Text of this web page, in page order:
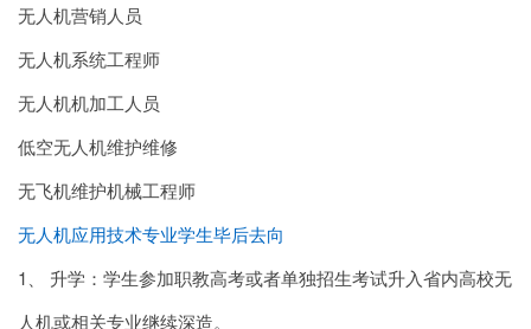
无人机营销人员
无人机系统工程师
无人机机加工人员
低空无人机维护维修
无飞机维护机械工程师
无人机应用技术专业学生毕后去向
1、 升学：学生参加职教高考或者单独招生考试升入省内高校无
人机或相关专业继续深造。